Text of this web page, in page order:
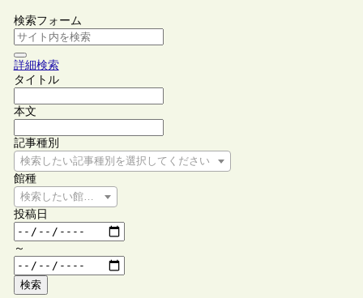
検索フォーム
詳細検索
タイトル
本文
記事種別
検索したい記事種別を選択してください
館種
検索したい館種を選択してください
投稿日
～
検索